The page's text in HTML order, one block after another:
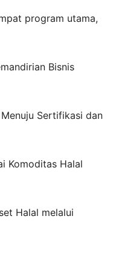
program utama,
Bisnis
Sertifikasi dan
Halal
Halal melalui